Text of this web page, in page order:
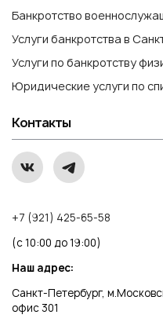
Банкротство
Услуги банкротства в
Услуги по банкротству
Юридические услуги по
Контакты
+7 (921) 425-65-58
(с 10:00 до 19:00)
Наш адрес:
Санкт-Петербург,
офис 301